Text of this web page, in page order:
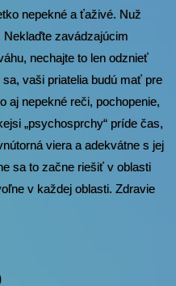
nepekné a ťaživé. Nuž
zavádzajúcim
nechajte to len odznieť
vaši priatelia budú mať pre
aj nepekné reči, pochopenie,
„psychosprchy“ príde čas,
viera a adekvátne s jej
sa to začne riešiť v oblasti
v každej oblasti. Zdravie